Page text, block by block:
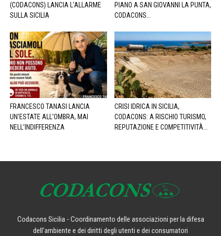
(CODACONS) LANCIA L’ALLARME
SULLA SICILIA
PIANO A SAN GIOVANNI LA PUNTA,
CODACONS...
FRANCESCO TANASI LANCIA
UN’ESTATE ALL’OMBRA, MAI
NELL’INDIFFERENZA
CRISI IDRICA IN SICILIA,
CODACONS: A RISCHIO TURISMO,
REPUTAZIONE E COMPETITIVITÀ...
Codacons Sicilia - Coordinamento delle associazioni per la difesa
dell'ambiente e dei diritti degli utenti e dei consumatori